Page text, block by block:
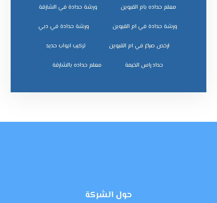
معلم حداده بام القيوين ورشة حدادة في الشارقة
ورشة حدادة في ام القيوين ورشة حدادة في دبي
ﺗﺮﻛﻴﺐ اﺑﻮاب ﺣﺪﻳﺪ
ﺣﺪاد راس اﻟﺨﻴﻤﺔ ﻣﻌﻠﻢ ﺣﺪاده ﺑﺎﻟﺸﺎرﻗﺔ
حول الشركة